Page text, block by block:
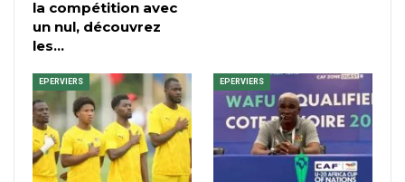
la compétition avec
un nul, découvrez
les…
EPERVIERS EPERVIERS